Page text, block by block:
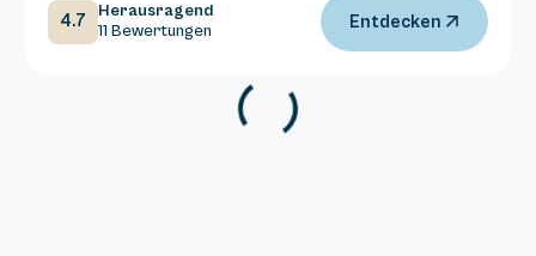
4.7
Herausragend
11 Bewertungen
Entdecken